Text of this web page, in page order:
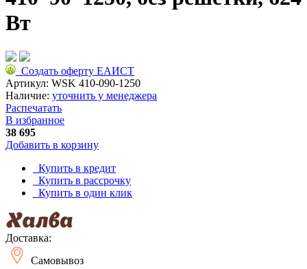
Вт
Создать оферту ЕАИСТ
Артикул: WSK 410-090-1250
Наличие: уточнить у менеджера
Распечатать
В избранное
38 695
Добавить в корзину
Купить в кредит
Купить в рассрочку
Купить в один клик
Доставка:
Самовывоз